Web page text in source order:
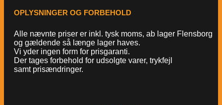
OPLYSNINGER OG FORBEHOLD
Alle nævnte priser er inkl. tysk moms, ab lager Flensborg
og gældende så længe lager haves.
Vi yder ingen form for prisgaranti.
Der tages forbehold for udsolgte varer, trykfejl
samt prisændringer.